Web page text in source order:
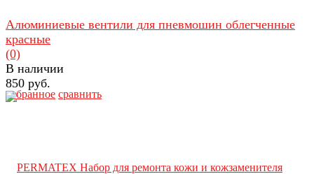
избранное сравнить
Алюминиевые вентили для пневмошин облегченные
красные
(0)
В наличии
850 руб.